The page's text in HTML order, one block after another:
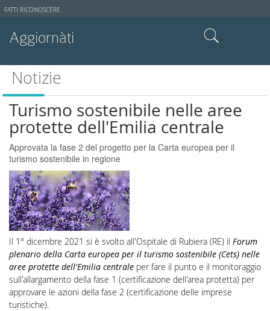
Strumenti
FATTI RICONOSCERE
Aggiornàti
Cerca nel sito
Ricerca avanzata…
Notizie
Turismo sostenibile nelle aree
protette dell'Emilia centrale
Approvata la fase 2 del progetto per la Carta europea per il
turismo sostenibile in regione
Il 1° dicembre 2021 si è svolto all'Ospitale di Rubiera (RE) il Forum
plenario della Carta europea per il turismo sostenibile (Cets) nelle
aree protette dell'Emilia centraleper fare il punto e il monitoraggio
sull'allargamento della fase 1 (certificazione dell'area protetta) per
approvare le azioni della fase 2 (certificazione delle imprese
turistiche).